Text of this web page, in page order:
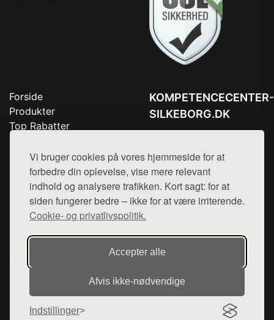
Vi bruger cookies på vores hjemmeside for at
forbedre din oplevelse, vise mere relevant
indhold og analysere trafikken. Kort sagt: for at
siden fungerer bedre – ikke for at være irriterende.
Cookie- og privatlivspolitik.
Accepter alle
Afvis ikke‑nødvendige
Indstillinger
Forside
Produkter
Top Rabatter
Kontakt
KOMPETENCECENTER-
SILKEBORG.DK
Mail:hej@want.dk
Cookie- og privatlivspolitik
Denne side er en del af want.dk, der udgiver en række
hjemmesider med præsentation af forskellige produkter fra
diverse webshops. Der sælges ikke varer fra denne side - vi
henviser til de shops, som sælger varen. Vi har heller ikke
varerne på lager.
© 2026 kompetencecenter-silkeborg.dk. Alle rettigheder